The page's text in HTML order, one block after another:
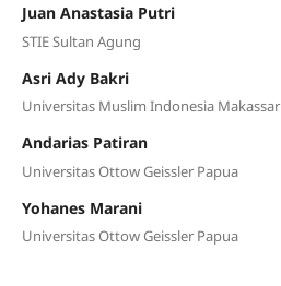
Juan Anastasia Putri
STIE Sultan Agung
Asri Ady Bakri
Universitas Muslim Indonesia Makassar
Andarias Patiran
Universitas Ottow Geissler Papua
Yohanes Marani
Universitas Ottow Geissler Papua